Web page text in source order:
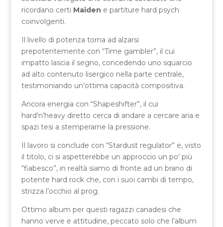
ricordano certi Maiden e partiture hard psych
coinvolgenti.
Il livello di potenza torna ad alzarsi
prepotentemente con “Time gambler”, il cui
impatto lascia il segno, concedendo uno squarcio
ad alto contenuto lisergico nella parte centrale,
testimoniando un’ottima capacità compositiva.
Ancora energia con “Shapeshifter”, il cui
hard’n’heavy diretto cerca di andare a cercare aria e
spazi tesi a stemperarne la pressione.
Il lavoro si conclude con “Stardust regulator” e, visto
il titolo, ci si aspetterebbe un approccio un po’ più
“fiabesco”, in realtà siamo di fronte ad un brano di
potente hard rock che, con i suoi cambi di tempo,
strizza l’occhio al prog.
Ottimo album per questi ragazzi canadesi che
hanno verve e attitudine, peccato solo che l’album